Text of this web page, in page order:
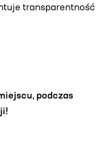
transparentność
podczas